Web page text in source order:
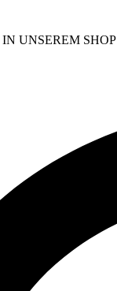
UNSEREM SHOP